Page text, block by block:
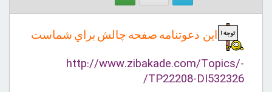
این دعوتنامه صفحه چالش براي شماست
http://www.zibakade.com/Topics/-
TP22208-DI532326/